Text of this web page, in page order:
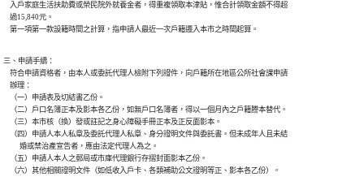
    入戶家庭生活扶助費或榮民院外就養金者，得重複領取本津貼，惟合計領取金額不得超
    過15,840元。
    第一項第一款設籍時間之計算，指申請人最近一次戶籍遷入本市之時間起算。
三、申請手續：
    符合申請資格者，由本人或委託代理人檢附下列證件，向戶籍所在地區公所社會課申請
    辦理：
    （一）申請表及切結書乙份。
    （二）戶口名簿正本及影本各乙份，如無戶口名簿者，得以一個月內之戶籍謄本替代。
    （三）本市核（換）發或註記之身心障礙手冊正本及正反面影本。
    （四）申請人本人私章及委託代理人私章、身分證明文件與委託書。但未成年人且未結
          婚或禁治產宣告者，應由法定代理人為之。
    （五）申請人本人之郵局或市庫代理銀行存摺封面影本乙份。
    （六）其他相關證明文件（如低收入戶卡、各類補助公文證明等正、影本各乙份）。